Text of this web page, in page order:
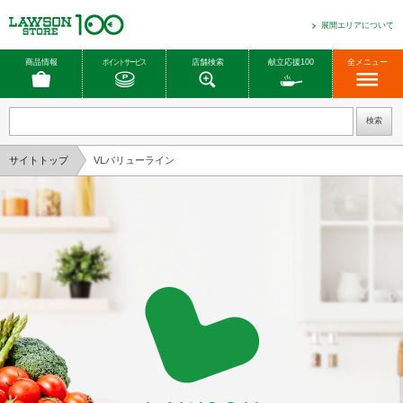
展開エリアについて
商品情報 ポイントサービス 店舗検索 献立応援100 全メニュー
サイトトップ VLバリューライン
バリューラインとは
商品ラインナップ